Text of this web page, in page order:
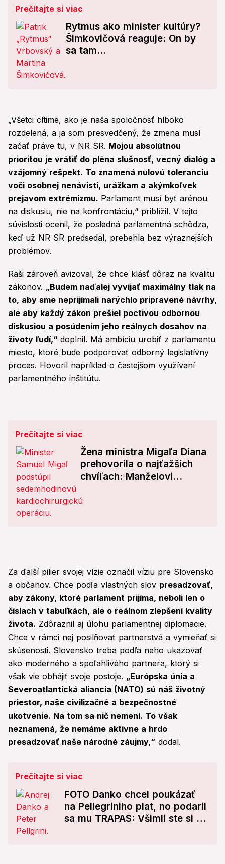
Prečítajte si viac
Rytmus ako minister kultúry?
Šimkovičová reaguje: On by
sa tam...
„Všetci cítime, ako je naša spoločnosť hlboko
rozdelená, a ja som presvedčený, že zmena musí
začať práve tu, v NR SR. Mojou absolútnou
prioritou je vrátiť do pléna slušnosť, vecný dialóg a
vzájomný rešpekt. To znamená nulovú toleranciu
voči osobnej nenávisti, urážkam a akýmkoľvek
prejavom extrémizmu. Parlament musí byť arénou
na diskusiu, nie na konfrontáciu,“ priblížil. V tejto
súvislosti ocenil, že posledná parlamentná schôdza,
keď už NR SR predsedal, prebehla bez výraznejších
problémov.
Raši zároveň avizoval, že chce klásť dôraz na kvalitu
zákonov. „Budem naďalej vyvíjať maximálny tlak na
to, aby sme neprijímali narýchlo pripravené návrhy,
ale aby každý zákon prešiel poctivou odbornou
diskusiou a posúdením jeho reálnych dosahov na
životy ľudí,“ doplnil. Má ambíciu urobiť z parlamentu
miesto, ktoré bude podporovať odborný legislatívny
proces. Hovoril napríklad o častejšom využívaní
parlamentného inštitútu.
Prečítajte si viac
Žena ministra Migaľa Diana
prehovorila o najťažších
chvíľach: Manželovi
Za ďalší pilier svojej vízie označil víziu pre Slovensko
a občanov. Chce podľa vlastných slov presadzovať,
aby zákony, ktoré parlament prijíma, neboli len o
číslach v tabuľkách, ale o reálnom zlepšení kvality
života. Zdôraznil aj úlohu parlamentnej diplomacie.
Chce v rámci nej posilňovať partnerstvá a vymieňať si
skúsenosti. Slovensko treba podľa neho ukazovať
ako moderného a spoľahlivého partnera, ktorý si
však vie obhájiť svoje postoje. „Európska únia a
Severoatlantická aliancia (NATO) sú náš životný
priestor, naše civilizačné a bezpečnostné
ukotvenie. Na tom sa nič nemení. To však
neznamená, že nemáme aktívne a hrdo
presadzovať naše národné záujmy,“ dodal.
Prečítajte si viac
FOTO Danko chcel poukázať
na Pellegriniho plat, no podaril
sa mu TRAPAS: Všimli ste si to